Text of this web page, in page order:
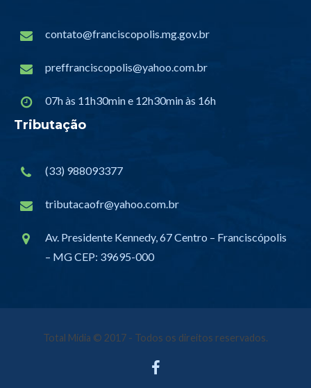
contato@franciscopolis.mg.gov.br
preffranciscopolis@yahoo.com.br
07h às 11h30min e 12h30min às 16h
Tributação
(33) 988093377
tributacaofr@yahoo.com.br
Av. Presidente Kennedy, 67 Centro – Franciscópolis
– MG CEP: 39695-000
Total Mídia © 2017 - Todos os direitos reservados.